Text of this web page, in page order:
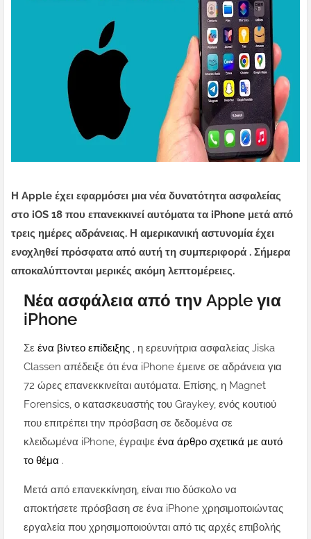
Η Apple έχει εφαρμόσει μια νέα δυνατότητα ασφαλείας
στο iOS 18 που επανεκκινεί αυτόματα τα iPhone μετά από
τρεις ημέρες αδράνειας. Η αμερικανική αστυνομία έχει
ενοχληθεί πρόσφατα από αυτή τη συμπεριφορά . Σήμερα
αποκαλύπτονται μερικές ακόμη λεπτομέρειες.
Νέα ασφάλεια από την Apple για
iPhone
Σε ένα βίντεο επίδειξης , η ερευνήτρια ασφαλείας Jiska
Classen απέδειξε ότι ένα iPhone έμεινε σε αδράνεια για
72 ώρες επανεκκινείται αυτόματα. Επίσης, η Magnet
Forensics, ο κατασκευαστής του Graykey, ενός κουτιού
που επιτρέπει την πρόσβαση σε δεδομένα σε
κλειδωμένα iPhone, έγραψε ένα άρθρο σχετικά με αυτό
το θέμα .
Μετά από επανεκκίνηση, είναι πιο δύσκολο να
αποκτήσετε πρόσβαση σε ένα iPhone χρησιμοποιώντας
εργαλεία που χρησιμοποιούνται από τις αρχές επιβολής